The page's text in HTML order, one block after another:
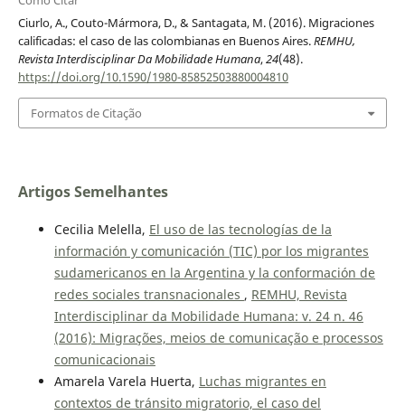
Ciurlo, A., Couto-Mármora, D., & Santagata, M. (2016). Migraciones
calificadas: el caso de las colombianas en Buenos Aires.REMHU,
Revista Interdisciplinar Da Mobilidade Humana,24(48).
https://doi.org/10.1590/1980-85852503880004810
Formatos de Citação
Artigos Semelhantes
Cecilia Melella, El uso de las tecnologías de la
información y comunicación (TIC) por los migrantes
sudamericanos en la Argentina y la conformación de
redes sociales transnacionales , REMHU, Revista
Interdisciplinar da Mobilidade Humana: v. 24 n. 46
(2016): Migrações, meios de comunicação e processos
comunicacionais
Amarela Varela Huerta, Luchas migrantes en
contextos de tránsito migratorio, el caso del